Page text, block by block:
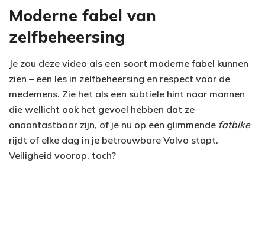
Moderne fabel van
zelfbeheersing
Je zou deze video als een soort moderne fabel kunnen
zien – een les in zelfbeheersing en respect voor de
medemens. Zie het als een subtiele hint naar mannen
die wellicht ook het gevoel hebben dat ze
onaantastbaar zijn, of je nu op een glimmende fatbike
rijdt of elke dag in je betrouwbare Volvo stapt.
Veiligheid voorop, toch?